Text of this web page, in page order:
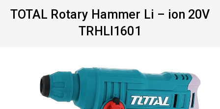
TOTAL Rotary Hammer Li – ion 20V
TRHLI1601